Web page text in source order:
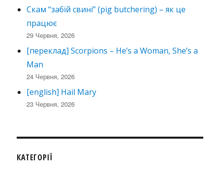
Скам “забій свині” (pig butchering) – як це
працює
29 Червня, 2026
[переклад] Scorpions – He’s a Woman, She’s a
Man
24 Червня, 2026
[english] Hail Mary
23 Червня, 2026
КАТЕГОРІЇ